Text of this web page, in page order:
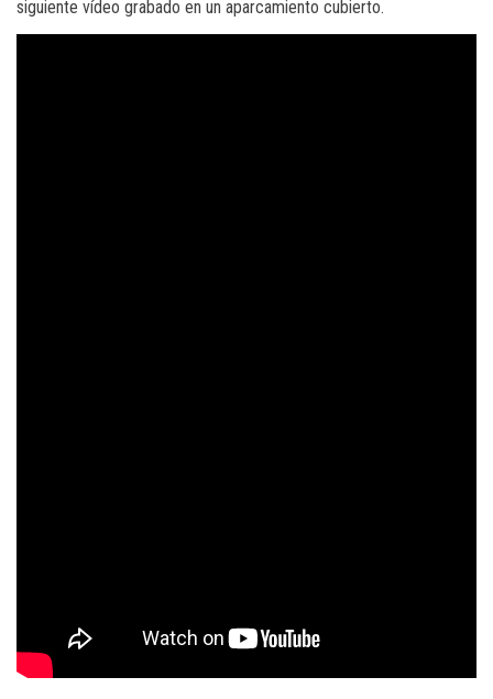
siguiente vídeo grabado en un aparcamiento cubierto.